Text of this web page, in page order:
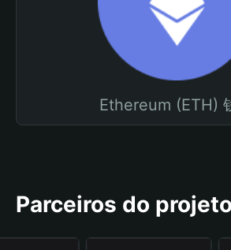
Ethereum (ETH)
Parceiros do projeto